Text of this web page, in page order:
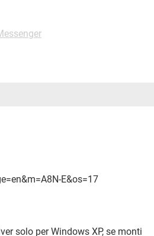
E&os=17
solo per Windows XP, se monti